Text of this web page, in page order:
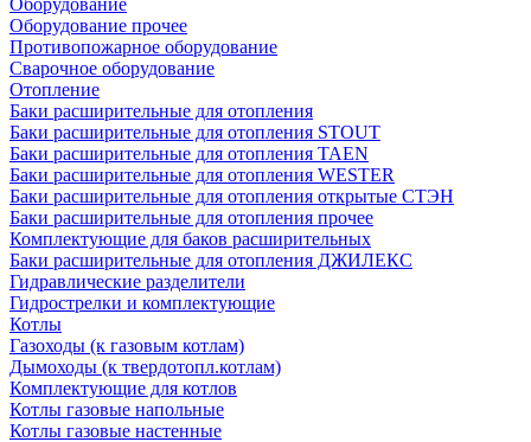
Оборудование
Оборудование прочее
Противопожарное оборудование
Сварочное оборудование
Отопление
Баки расширительные для отопления
Баки расширительные для отопления STOUT
Баки расширительные для отопления TAEN
Баки расширительные для отопления WESTER
Баки расширительные для отопления открытые СТЭН
Баки расширительные для отопления прочее
Комплектующие для баков расширительных
Баки расширительные для отопления ДЖИЛЕКС
Гидравлические разделители
Гидрострелки и комплектующие
Котлы
Газоходы (к газовым котлам)
Дымоходы (к твердотопл.котлам)
Комплектующие для котлов
Котлы газовые напольные
Котлы газовые настенные